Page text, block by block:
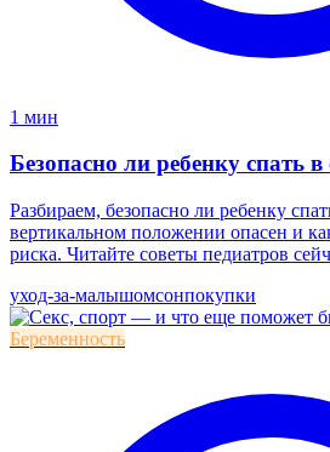
1 мин
Безопасно ли ребенку спать в
Разбираем, безопасно ли ребенку
вертикальном положении опасен и
риска. Читайте советы педиатров
уход-за-малышомсонпокупки
Беременность